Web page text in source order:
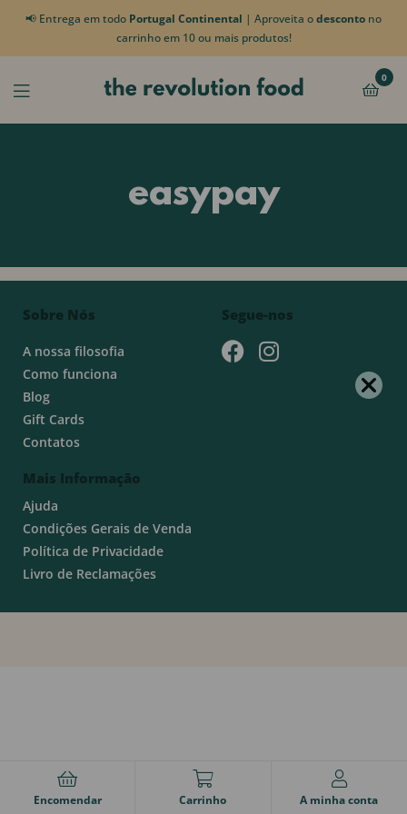
📢 Entrega em todo Portugal Continental | Aproveita odesconto no
carrinho em 10 ou mais produtos!
0
easypay
Sobre Nós
A nossa filosofia
Como funciona
Blog
Gift Cards
Contatos
Mais Informação
Ajuda
Condições Gerais de Venda
Política de Privacidade
Livro de Reclamações
Segue-nos
Encomendar Carrinho A minha conta